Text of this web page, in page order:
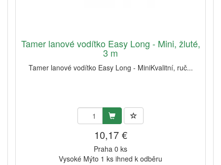
Tamer lanové vodítko Easy Long - Mini, žluté,
3 m
Tamer lanové vodítko Easy Long - MiniKvalitní, ruč...
10,17 €
Praha 0 ks
Vysoké Mýto 1 ks ihned k odběru